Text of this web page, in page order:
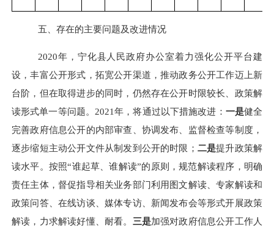
五、存在的主要问题及改进情况
2020年， 宁化县人民政府办公室着力强化公开平台建
设，丰富公开形式，拓宽公开渠道，推动政务公开工作迈上新
台阶，但在取得进步的同时，仍然存在公开时限较长、 政策解
读形式单一等问题。 2021年，将通过以下措施改进： 一是健全
完善政府信息公开的内部审查、协调发布、监督检查等制度 ，
逐步缩短主动公开文件从制发到公开的时限； 二是提升政策解
读水平。按照“谁起草、谁解读”的原则，规范解读程序，明确
责任主体，督促指导相关业务部门利用图文解读、专家解读和
政策问答、在线访谈、媒体专访、新闻发布会等形式开展政策
解读，力求解读好懂、耐看。 三是加强对政府信息公开工作人